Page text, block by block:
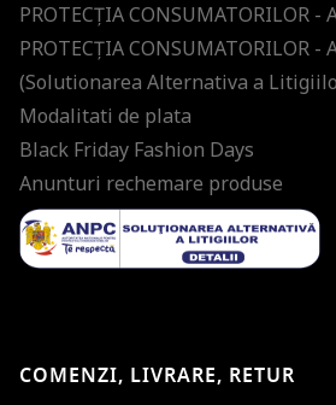
PROTECŢIA CONSUMATORILOR -
PROTECŢIA CONSUMATORILOR -
(Solutionarea Alternativa a
Modalitati de plata
Black Friday Fashion Days
Anunturi rechemare produse
COMENZI, LIVRARE, RETUR